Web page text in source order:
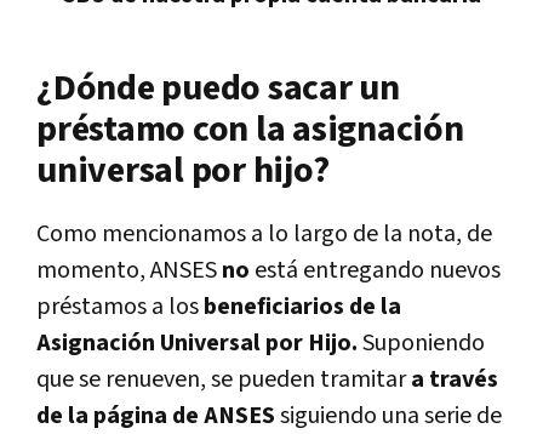
¿Dónde puedo sacar un
préstamo con la asignación
universal por hijo?
Como mencionamos a lo largo de la nota, de
momento, ANSESno está entregando nuevos
préstamos a losbeneficiarios de la
Asignación Universal por Hijo.Suponiendo
que se renueven, se pueden tramitara través
de la página de ANSESsiguiendo una serie de